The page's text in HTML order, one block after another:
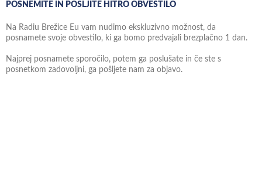
POSNEMITE IN POŠLJITE HITRO OBVESTILO
Na Radiu Brežice Eu vam nudimo ekskluzivno možnost, da
posnamete svoje obvestilo, ki ga bomo predvajali brezplačno 1 dan.
Najprej posnamete sporočilo, potem ga poslušate in če ste s
posnetkom zadovoljni, ga pošljete nam za objavo.